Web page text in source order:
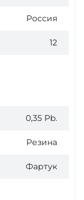
Россия
12
0,35 Pb.
Резина
Фартук